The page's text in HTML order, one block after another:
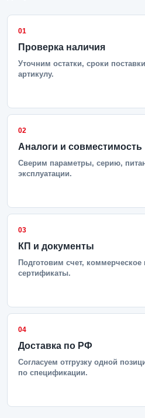
01
Проверка наличия
Уточним остатки, сроки
артикулу.
02
Аналоги и совместимость
Сверим параметры, серию,
эксплуатации.
03
КП и документы
Подготовим счет,
сертификаты.
04
Доставка по РФ
Согласуем отгрузку одной
по спецификации.